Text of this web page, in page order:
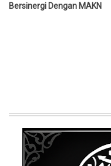
Bersinergi Dengan MAKN